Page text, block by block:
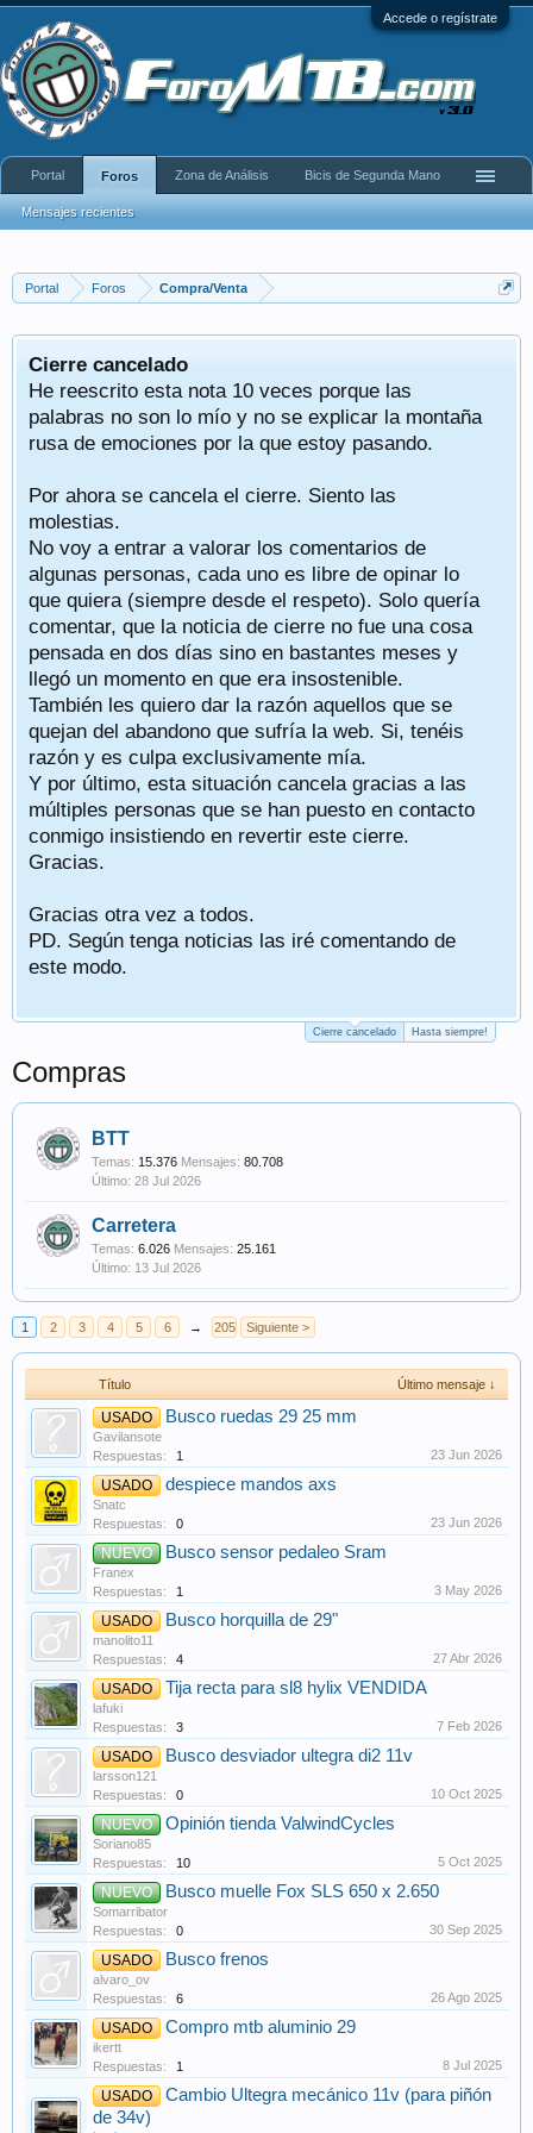
Accede o regístrate
Portal Foros Compra/Venta
Cierre cancelado
He reescrito esta nota 10 veces porque las
palabras no son lo mío y no se explicar la montaña
rusa de emociones por la que estoy pasando.
Por ahora se cancela el cierre. Siento las
molestias.
No voy a entrar a valorar los comentarios de
algunas personas, cada uno es libre de opinar lo
que quiera (siempre desde el respeto). Solo quería
comentar, que la noticia de cierre no fue una cosa
pensada en dos días sino en bastantes meses y
llegó un momento en que era insostenible.
También les quiero dar la razón aquellos que se
quejan del abandono que sufría la web. Si, tenéis
razón y es culpa exclusivamente mía.
Y por último, esta situación cancela gracias a las
múltiples personas que se han puesto en contacto
conmigo insistiendo en revertir este cierre.
Gracias.
Gracias otra vez a todos.
PD. Según tenga noticias las iré comentando de
este modo.
Cierre cancelado Hasta siempre!
Compras
BTT
Temas: 15.376 Mensajes: 80.708
28 Jul 2026
Carretera
Temas: 6.026 Mensajes: 25.161
13 Jul 2026
1 2 3 4 5 6 → 205 Siguiente >
Título Último mensaje ↓
USADO Busco ruedas 29 25 mm
Gavilansote
Respuestas:
1 23 Jun 2026
USADO despiece mandos axs
Snatc
Respuestas:
0 23 Jun 2026
NUEVO Busco sensor pedaleo Sram
Franex
Respuestas:
1 3 May 2026
USADO Busco horquilla de 29"
manolito11
Respuestas:
4 27 Abr 2026
USADO Tija recta para sl8 hylix VENDIDA
lafuki
Respuestas:
3 7 Feb 2026
USADO Busco desviador ultegra di2 11v
larsson121
Respuestas:
0 10 Oct 2025
NUEVO Opinión tienda ValwindCycles
Soriano85
Respuestas:
10 5 Oct 2025
NUEVO Busco muelle Fox SLS 650 x 2.650
Somarribator
Respuestas:
0 30 Sep 2025
USADO Busco frenos
alvaro_ov
Respuestas:
6 26 Ago 2025
USADO Compro mtb aluminio 29
ikertt
Respuestas:
1 8 Jul 2025
USADO
Cambio Ultegra mecánico 11v (para piñón
de 34v)
Portal Foros
Mensajes recientes
Zona de Análisis Bicis de Segunda Mano